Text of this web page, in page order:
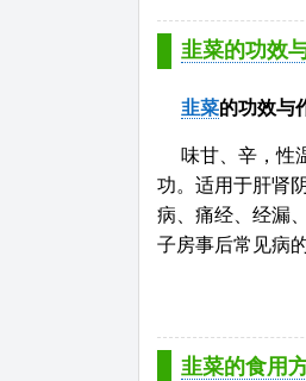
韭菜的功效
韭菜的功效与
味甘、辛，性
功。适用于肝肾
病、痛经、经漏
子房事后常见病
韭菜的食用